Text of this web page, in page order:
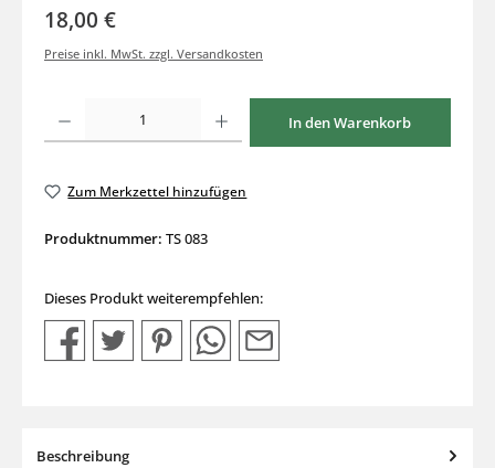
18,00 €
Preise inkl. MwSt. zzgl. Versandkosten
Produkt Anzahl: Gib den gewünschten Wert ein oder benutze die Schaltflächen um
In den Warenkorb
Zum Merkzettel hinzufügen
Produktnummer: TS 083
Dieses Produkt weiterempfehlen:
Beschreibung